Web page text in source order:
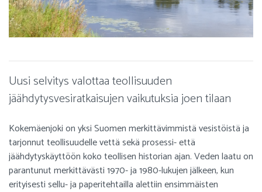
Uusi selvitys valottaa teollisuuden
jäähdytysvesiratkaisujen vaikutuksia joen tilaan
Kokemäenjoki on yksi Suomen merkittävimmistä vesistöistä ja
tarjonnut teollisuudelle vettä sekä prosessi- että
jäähdytyskäyttöön koko teollisen historian ajan. Veden laatu on
parantunut merkittävästi 1970- ja 1980-lukujen jälkeen, kun
erityisesti sellu- ja paperitehtailla alettiin ensimmäisten